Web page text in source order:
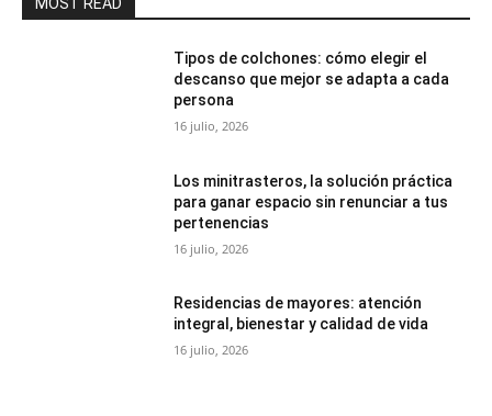
Tipos de colchones: cómo elegir el
descanso que mejor se adapta a cada
persona
16 julio, 2026
Los minitrasteros, la solución práctica
para ganar espacio sin renunciar a tus
pertenencias
16 julio, 2026
Residencias de mayores: atención
integral, bienestar y calidad de vida
16 julio, 2026